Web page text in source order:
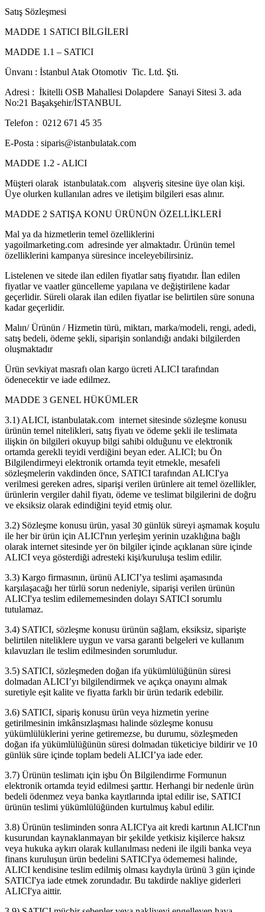
Satış Sözleşmesi
MADDE 1 SATICI BİLGİLERİ
MADDE 1.1 – SATICI
Ünvanı : İstanbul Atak Otomotiv Tic. Ltd. Şti.
Adresi : İkitelli OSB Mahallesi Dolapdere Sanayi Sitesi 3. ada
No:21 Başakşehir/İSTANBUL
Telefon : 0212 671 45 35
E-Posta : siparis@istanbulatak.com
MADDE 1.2 - ALICI
Müşteri olarak istanbulatak.com alışveriş sitesine üye olan kişi.
Üye olurken kullanılan adres ve iletişim bilgileri esas alınır.
MADDE 2 SATIŞA KONU ÜRÜNÜN ÖZELLİKLERİ
Mal ya da hizmetlerin temel özelliklerini
yagoilmarketing.com adresinde yer almaktadır. Ürünün temel
özelliklerini kampanya süresince inceleyebilirsiniz.
Listelenen ve sitede ilan edilen fiyatlar satış fiyatıdır. İlan edilen
fiyatlar ve vaatler güncelleme yapılana ve değiştirilene kadar
geçerlidir. Süreli olarak ilan edilen fiyatlar ise belirtilen süre sonuna
kadar geçerlidir.
Malın/ Ürünün / Hizmetin türü, miktarı, marka/modeli, rengi, adedi,
satış bedeli, ödeme şekli, siparişin sonlandığı andaki bilgilerden
oluşmaktadır
Ürün sevkiyat masrafı olan kargo ücreti ALICI tarafından
ödenecektir ve iade edilmez.
MADDE 3 GENEL HÜKÜMLER
3.1) ALICI, istanbulatak.com internet sitesinde sözleşme konusu
ürünün temel nitelikleri, satış fiyatı ve ödeme şekli ile teslimata
ilişkin ön bilgileri okuyup bilgi sahibi olduğunu ve elektronik
ortamda gerekli teyidi verdiğini beyan eder. ALICI; bu Ön
Bilgilendirmeyi elektronik ortamda teyit etmekle, mesafeli
sözleşmelerin vakdinden önce, SATICI tarafından ALICI'ya
verilmesi gereken adres, siparişi verilen ürünlere ait temel özellikler,
ürünlerin vergiler dahil fiyatı, ödeme ve teslimat bilgilerini de doğru
ve eksiksiz olarak edindiğini teyid etmiş olur.
3.2) Sözleşme konusu ürün, yasal 30 günlük süreyi aşmamak koşulu
ile her bir ürün için ALICI'nın yerleşim yerinin uzaklığına bağlı
olarak internet sitesinde yer ön bilgiler içinde açıklanan süre içinde
ALICI veya gösterdiği adresteki kişi/kuruluşa teslim edilir.
3.3) Kargo firmasının, ürünü ALICI’ya teslimi aşamasında
karşılaşacağı her türlü sorun nedeniyle, siparişi verilen ürünün
ALICI'ya teslim edilememesinden dolayı SATICI sorumlu
tutulamaz.
3.4) SATICI, sözleşme konusu ürünün sağlam, eksiksiz, siparişte
belirtilen niteliklere uygun ve varsa garanti belgeleri ve kullanım
kılavuzları ile teslim edilmesinden sorumludur.
3.5) SATICI, sözleşmeden doğan ifa yükümlülüğünün süresi
dolmadan ALICI’yı bilgilendirmek ve açıkça onayını almak
suretiyle eşit kalite ve fiyatta farklı bir ürün tedarik edebilir.
3.6) SATICI, sipariş konusu ürün veya hizmetin yerine
getirilmesinin imkânsızlaşması halinde sözleşme konusu
yükümlülüklerini yerine getiremezse, bu durumu, sözleşmeden
doğan ifa yükümlülüğünün süresi dolmadan tüketiciye bildirir ve 10
günlük süre içinde toplam bedeli ALICI’ya iade eder.
3.7) Ürünün teslimatı için işbu Ön Bilgilendirme Formunun
elektronik ortamda teyid edilmesi şarttır. Herhangi bir nedenle ürün
bedeli ödenmez veya banka kayıtlarında iptal edilir ise, SATICI
ürünün teslimi yükümlülüğünden kurtulmuş kabul edilir.
3.8) Ürünün tesliminden sonra ALICI'ya ait kredi kartının ALICI'nın
kusurundan kaynaklanmayan bir şekilde yetkisiz kişilerce haksız
veya hukuka aykırı olarak kullanılması nedeni ile ilgili banka veya
finans kuruluşun ürün bedelini SATICI'ya ödememesi halinde,
ALICI kendisine teslim edilmiş olması kaydıyla ürünü 3 gün içinde
SATICI'ya iade etmek zorundadır. Bu takdirde nakliye giderleri
ALICI'ya aittir.